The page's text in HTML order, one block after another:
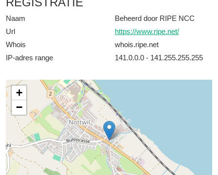
Naam
Beheerd door RIPE NCC
Url
https://www.ripe.net/
Whois
whois.ripe.net
IP-adres range
141.0.0.0 - 141.255.255.255
+
−